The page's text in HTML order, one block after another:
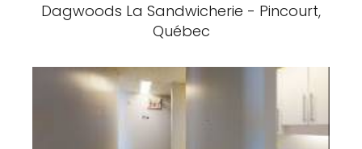
Dagwoods La Sandwicherie - Pincourt,
Québec